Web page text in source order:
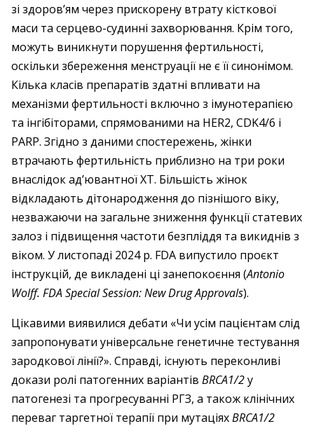
зі здоров’ям через прискорену втрату кісткової
маси та серцево-судинні захворювання. Крім того,
можуть виникнути порушення фертильності,
оскільки збереження менструації не є її синонімом.
Кілька класів препаратів здатні впливати на
механізми фертильності включно з імунотерапією
та інгібіторами, спрямованими на HER2, CDK4/6 і
PARP. Згідно з даними спостережень, жінки
втрачають фертильність приблизно на три роки
внаслідок ад’ювантної ХТ. Більшість жінок
відкладають дітонародження до пізнішого віку,
незважаючи на загальне зниження функції статевих
залоз і підвищення частоти безпліддя та викиднів з
віком. У листопаді 2024 р. FDA випустило проєкт
інструкцій, де викладені ці занепокоєння (Antonio
Wolff. FDA Special Session: New Drug Approvals).
Цікавими виявилися дебати «Чи усім пацієнтам слід
запропонувати універсальне генетичне тестування
зародкової лінії?». Справді, існують переконливі
докази ролі патогенних варіантів BRCA1/2у
патогенезі та прогресуванні РГЗ, а також клінічних
переваг таргетної терапії при мутаціяхBRCA1/2